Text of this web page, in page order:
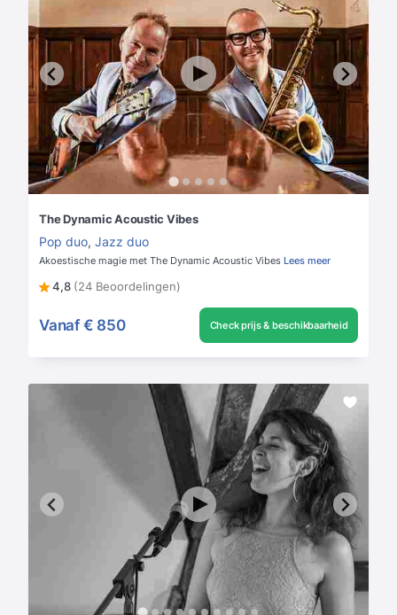
The Dynamic Acoustic Vibes
Pop duo, Jazz duo
Akoestische magie met The Dynamic Acoustic Vibes Lees meer
4,8 (24 Beoordelingen)
Vanaf € 850 Check prijs & beschikbaarheid